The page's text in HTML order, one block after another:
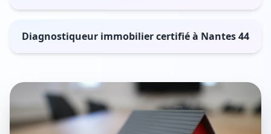
Diagnostiqueur immobilier certifié à Nantes 44